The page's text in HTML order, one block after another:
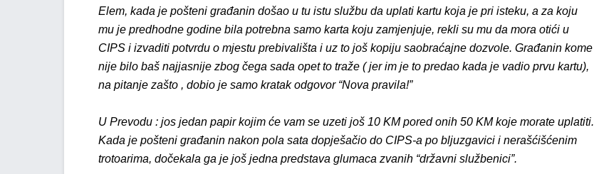
Elem, kada je pošteni građanin došao u tu istu službu da uplati kartu koja je pri isteku, a za koju
mu je predhodne godine bila potrebna samo karta koju zamjenjuje, rekli su mu da mora otići u
CIPS i izvaditi potvrdu o mjestu prebivališta i uz to još kopiju saobraćajne dozvole. Građanin kome
nije bilo baš najjasnije zbog čega sada opet to traže ( jer im je to predao kada je vadio prvu kartu),
na pitanje zašto , dobio je samo kratak odgovor “Nova pravila!”
U Prevodu : jos jedan papir kojim će vam se uzeti još 10 KM pored onih 50 KM koje morate uplatiti.
Kada je pošteni građanin nakon pola sata dopješačio do CIPS-a po bljuzgavici i nerašćišćenim
trotoarima, dočekala ga je još jedna predstava glumaca zvanih “državni službenici”.